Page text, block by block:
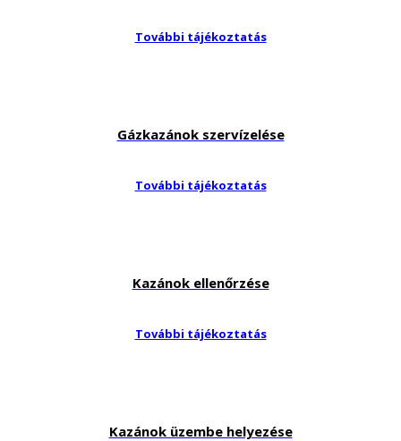
További tájékoztatás
Gázkazánok szervízelése
További tájékoztatás
Kazánok ellenőrzése
További tájékoztatás
Kazánok üzembe helyezése